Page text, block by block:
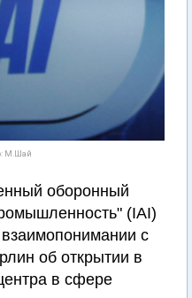
М.Шай
оборонный
(IAI)
с
об открытии в
в сфере